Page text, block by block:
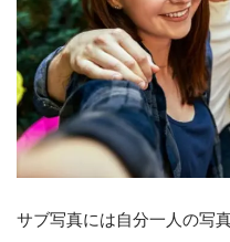
サブ写真には自分一人の写